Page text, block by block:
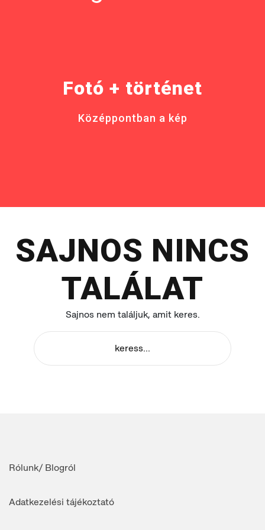
Fotó + történet
Középpontban a kép
SAJNOS NINCS
TALÁLAT
Sajnos nem találjuk, amit keres.
Rólunk/ Blogról
Adatkezelési tájékoztató